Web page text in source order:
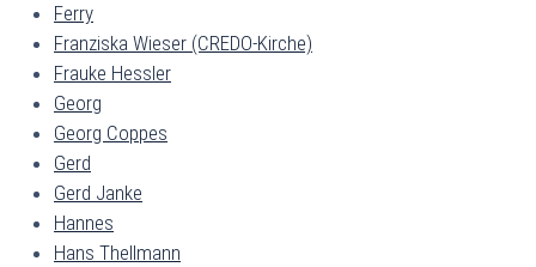
Ferry
Franziska Wieser (CREDO-Kirche)
Frauke Hessler
Georg
Georg Coppes
Gerd
Gerd Janke
Hannes
Hans Thellmann